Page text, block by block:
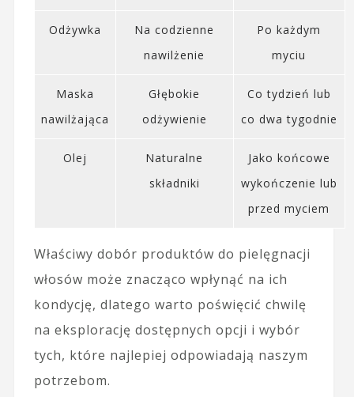
Odżywka
Na codzienne
nawilżenie
Po każdym
myciu
Maska
nawilżająca
Głębokie
odżywienie
Co tydzień lub
co dwa tygodnie
Olej
Naturalne
składniki
Jako końcowe
wykończenie lub
przed myciem
Właściwy dobór produktów do pielęgnacji
włosów może znacząco wpłynąć na ich
kondycję, dlatego warto poświęcić chwilę
na eksplorację dostępnych opcji i wybór
tych, które najlepiej odpowiadają naszym
potrzebom.